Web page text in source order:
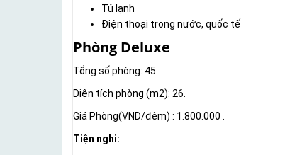
Tủ lạnh
Điện thoại trong nước, quốc tế
Phòng Deluxe
Tổng số phòng: 45.
Diện tích phòng (m2): 26.
Giá Phòng(VND/đêm) : 1.800.000 .
Tiện nghi: